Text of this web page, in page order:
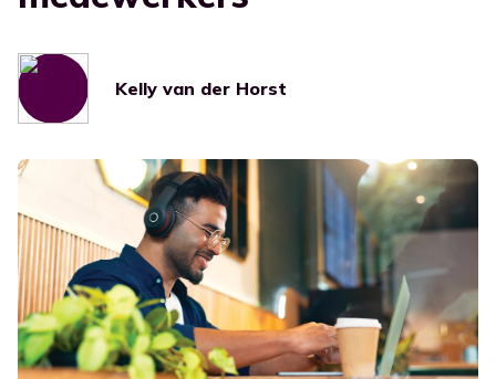
Stap 3: Intelligentie
Platform
Een verbonden werkplek
Support portaal
Voor al je vragen
Academy
Ouderenzorg
Focus op de ouderenzorg
Overige sectoren
Overheid
Combineer legacy en cloud
Educatie
Voor leraren en studenten
Bied je klanten een gebruiksvriendelijke en veilige adaptieve
digitale werkplek door samen te werken met Workspace
Partner portaal
Ben je al een partner? Log dan in in ons Partner portaal.
Voor bedrijven
Vind een partner
Vind je beste partner en start met Workspace 365!
Digitale transformatie
Transformatie door tech
Digital Employee Experience
Verbeter de werk ervaring
Transitie naar de cloud
Een brug tussen oud en nieuw
Ga naar blog
Evenementen
Nederlands
Contact
Carrière
Kelly van der Horst